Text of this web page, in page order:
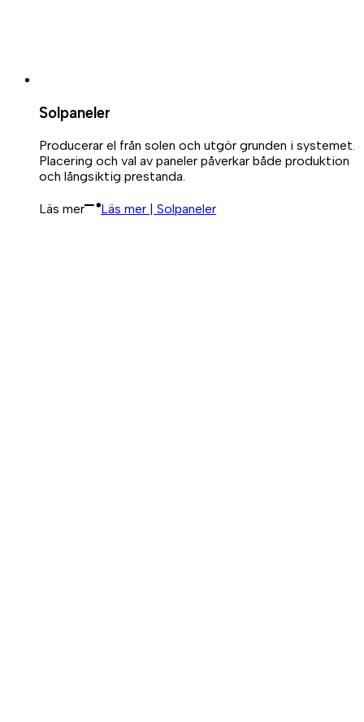
Solpaneler
Producerar el från solen och utgör grunden i systemet.
Placering och val av paneler påverkar både produktion
och långsiktig prestanda.
Läs mer Läs mer | Solpaneler